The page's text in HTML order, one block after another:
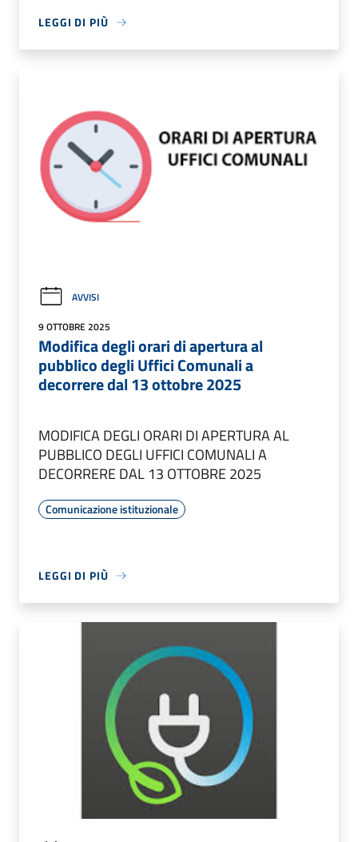
LEGGI DI PIÙ
AVVISI
9 OTTOBRE 2025
Modifica degli orari di apertura al
pubblico degli Uffici Comunali a
decorrere dal 13 ottobre 2025
MODIFICA DEGLI ORARI DI APERTURA AL
PUBBLICO DEGLI UFFICI COMUNALI A
DECORRERE DAL 13 OTTOBRE 2025
Comunicazione istituzionale
LEGGI DI PIÙ